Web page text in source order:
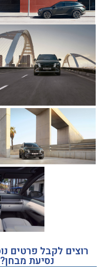
רוצים לקבל פרטים
נסיעת